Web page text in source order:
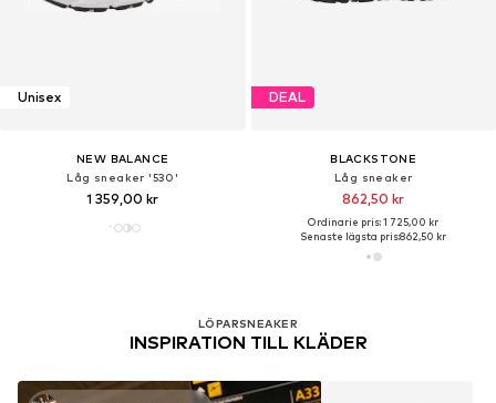
Unisex
NEW BALANCE
Låg sneaker '530'
1 359,00 kr
DEAL
BLACKSTONE
Låg sneaker
862,50 kr
Ordinarie pris: 1 725,00 kr
Senaste lägsta pris:862,50 kr
LÖPARSNEAKER
INSPIRATION TILL KLÄDER